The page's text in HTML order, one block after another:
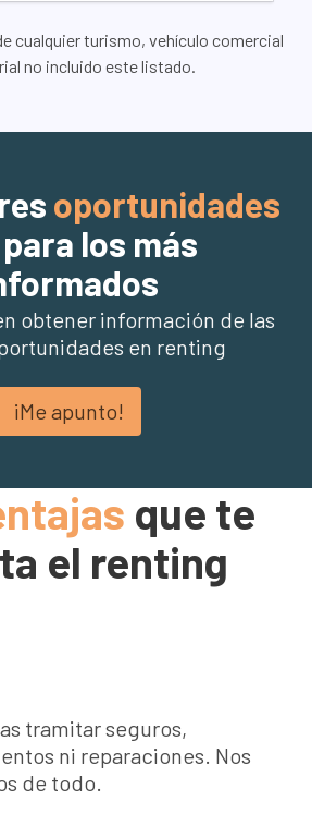
cualquier turismo, vehículo comercial
no incluido este listado.
oportunidades
los más
obtener información de las
en renting
¡Me apunto!
que te
el renting
tramitar seguros,
ni reparaciones. Nos
de todo.